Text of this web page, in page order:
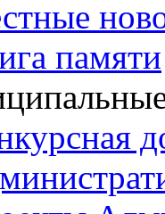
памяти